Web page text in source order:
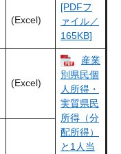
[PDFフ
ァイル／
165KB]
(Excel)
(Excel)
産業
別県民個
人所得・
実質県民
所得（分
配所得）
と1人当